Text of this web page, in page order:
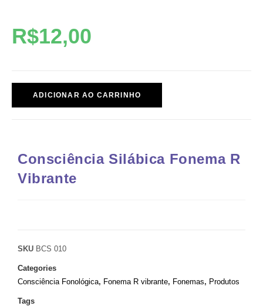
R$12,00
ADICIONAR AO CARRINHO
Consciência Silábica Fonema R
Vibrante
SKU BCS 010
Categories
Consciência Fonológica, Fonema R vibrante, Fonemas, Produtos
Tags